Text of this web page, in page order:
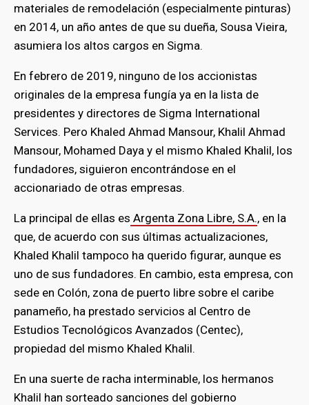
materiales de remodelación (especialmente pinturas)
en 2014, un año antes de que su dueña, Sousa Vieira,
asumiera los altos cargos en Sigma.
En febrero de 2019, ninguno de los accionistas
originales de la empresa fungía ya en la lista de
presidentes y directores de Sigma International
Services. Pero Khaled Ahmad Mansour, Khalil Ahmad
Mansour, Mohamed Daya y el mismo Khaled Khalil, los
fundadores, siguieron encontrándose en el
accionariado de otras empresas.
La principal de ellas es Argenta Zona Libre, S.A., en la
que, de acuerdo con sus últimas actualizaciones,
Khaled Khalil tampoco ha querido figurar, aunque es
uno de sus fundadores. En cambio, esta empresa, con
sede en Colón, zona de puerto libre sobre el caribe
panameño, ha prestado servicios al Centro de
Estudios Tecnológicos Avanzados (Centec),
propiedad del mismo Khaled Khalil.
En una suerte de racha interminable, los hermanos
Khalil han sorteado sanciones del gobierno